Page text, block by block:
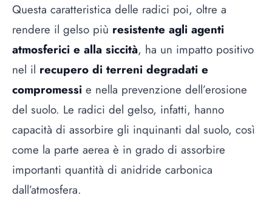
Questa caratteristica delle radici poi, oltre a
rendere il gelso più resistente agli agenti
atmosferici e alla siccità, ha un impatto positivo
nel il recupero di terreni degradati e
compromessi e nella prevenzione dell’erosione
del suolo. Le radici del gelso, infatti, hanno
capacità di assorbire gli inquinanti dal suolo, così
come la parte aerea è in grado di assorbire
importanti quantità di anidride carbonica
dall’atmosfera.